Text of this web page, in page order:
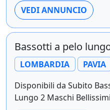
VEDI ANNUNCIO
Bassotti a pelo
LOMBARDIA PAVIA
Disponibili da Subito
Lungo 2 Maschi